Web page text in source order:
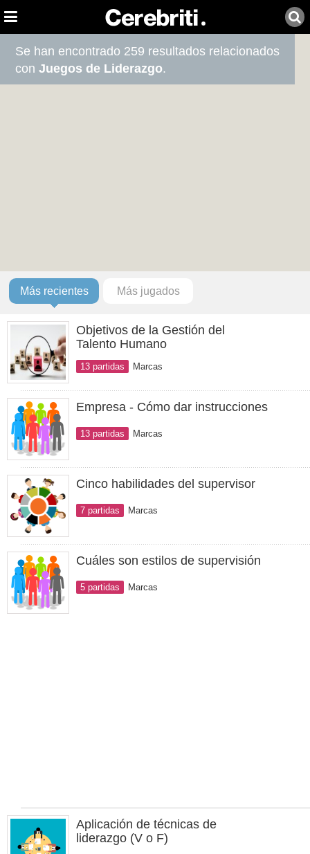
Se han encontrado 259 resultados relacionados
conJuegos de Liderazgo.
Más recientes Más jugados
Objetivos de la Gestión del
Talento Humano
13 partidas Marcas
Empresa - Cómo dar instrucciones
13 partidas Marcas
Cinco habilidades del supervisor
7 partidas Marcas
Cuáles son estilos de supervisión
5 partidas Marcas
Aplicación de técnicas de
liderazgo (V o F)